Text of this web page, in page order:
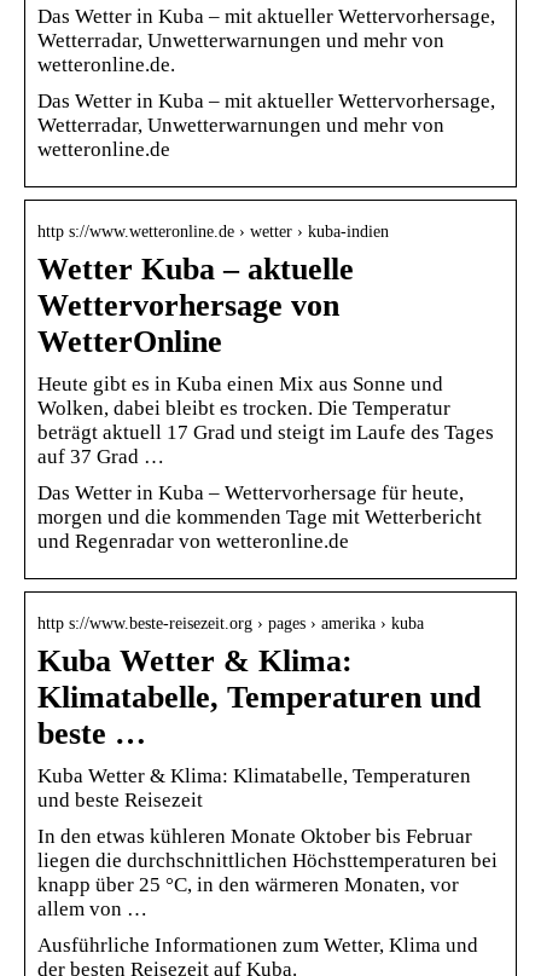
Das Wetter in Kuba – mit aktueller Wettervorhersage,
Wetterradar, Unwetterwarnungen und mehr von
wetteronline.de.
Das Wetter in Kuba – mit aktueller Wettervorhersage,
Wetterradar, Unwetterwarnungen und mehr von
wetteronline.de
http s://www.wetteronline.de › wetter › kuba-indien
Wetter Kuba – aktuelle
Wettervorhersage von
WetterOnline
Heute gibt es in Kuba einen Mix aus Sonne und
Wolken, dabei bleibt es trocken. Die Temperatur
beträgt aktuell 17 Grad und steigt im Laufe des Tages
auf 37 Grad …
Das Wetter in Kuba – Wettervorhersage für heute,
morgen und die kommenden Tage mit Wetterbericht
und Regenradar von wetteronline.de
http s://www.beste-reisezeit.org › pages › amerika › kuba
Kuba Wetter & Klima:
Klimatabelle, Temperaturen und
beste …
Kuba Wetter & Klima: Klimatabelle, Temperaturen
und beste Reisezeit
In den etwas kühleren Monate Oktober bis Februar
liegen die durchschnittlichen Höchsttemperaturen bei
knapp über 25 °C, in den wärmeren Monaten, vor
allem von …
Ausführliche Informationen zum Wetter, Klima und
der besten Reisezeit auf Kuba.